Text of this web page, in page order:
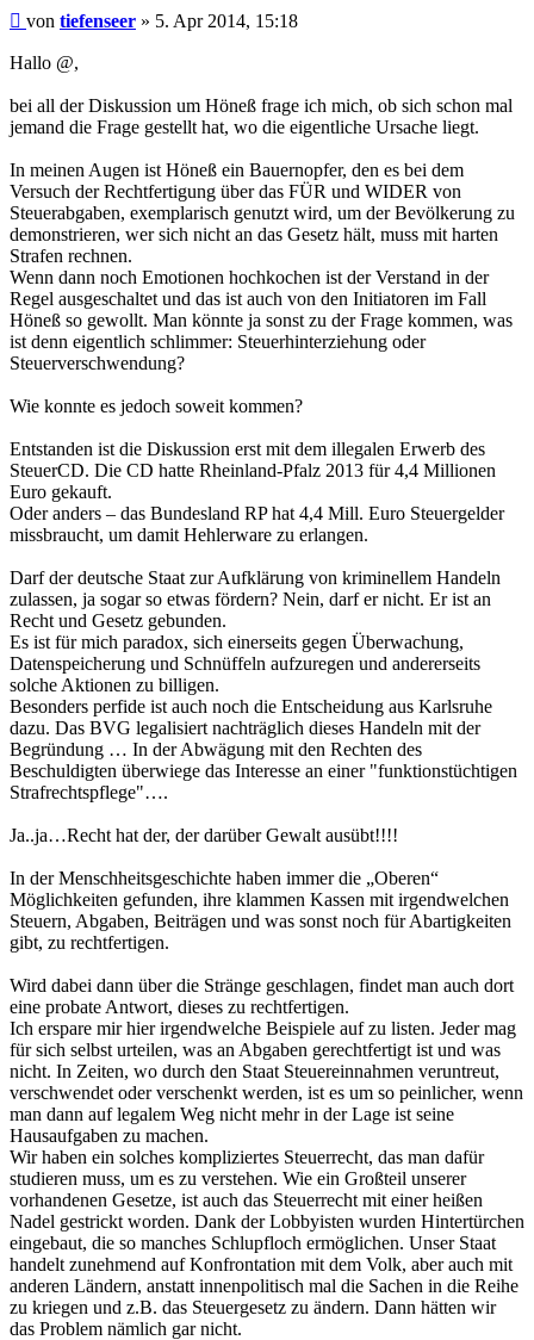
Beitrag
von tiefenseer » 5. Apr 2014, 15:18
Hallo @,
bei all der Diskussion um Höneß frage ich mich, ob sich schon mal
jemand die Frage gestellt hat, wo die eigentliche Ursache liegt.
In meinen Augen ist Höneß ein Bauernopfer, den es bei dem
Versuch der Rechtfertigung über das FÜR und WIDER von
Steuerabgaben, exemplarisch genutzt wird, um der Bevölkerung zu
demonstrieren, wer sich nicht an das Gesetz hält, muss mit harten
Strafen rechnen.
Wenn dann noch Emotionen hochkochen ist der Verstand in der
Regel ausgeschaltet und das ist auch von den Initiatoren im Fall
Höneß so gewollt. Man könnte ja sonst zu der Frage kommen, was
ist denn eigentlich schlimmer: Steuerhinterziehung oder
Steuerverschwendung?
Wie konnte es jedoch soweit kommen?
Entstanden ist die Diskussion erst mit dem illegalen Erwerb des
SteuerCD. Die CD hatte Rheinland-Pfalz 2013 für 4,4 Millionen
Euro gekauft.
Oder anders – das Bundesland RP hat 4,4 Mill. Euro Steuergelder
missbraucht, um damit Hehlerware zu erlangen.
Darf der deutsche Staat zur Aufklärung von kriminellem Handeln
zulassen, ja sogar so etwas fördern? Nein, darf er nicht. Er ist an
Recht und Gesetz gebunden.
Es ist für mich paradox, sich einerseits gegen Überwachung,
Datenspeicherung und Schnüffeln aufzuregen und andererseits
solche Aktionen zu billigen.
Besonders perfide ist auch noch die Entscheidung aus Karlsruhe
dazu. Das BVG legalisiert nachträglich dieses Handeln mit der
Begründung … In der Abwägung mit den Rechten des
Beschuldigten überwiege das Interesse an einer "funktionstüchtigen
Strafrechtspflege"….
Ja..ja…Recht hat der, der darüber Gewalt ausübt!!!!
In der Menschheitsgeschichte haben immer die „Oberen“
Möglichkeiten gefunden, ihre klammen Kassen mit irgendwelchen
Steuern, Abgaben, Beiträgen und was sonst noch für Abartigkeiten
gibt, zu rechtfertigen.
Wird dabei dann über die Stränge geschlagen, findet man auch dort
eine probate Antwort, dieses zu rechtfertigen.
Ich erspare mir hier irgendwelche Beispiele auf zu listen. Jeder mag
für sich selbst urteilen, was an Abgaben gerechtfertigt ist und was
nicht. In Zeiten, wo durch den Staat Steuereinnahmen veruntreut,
verschwendet oder verschenkt werden, ist es um so peinlicher, wenn
man dann auf legalem Weg nicht mehr in der Lage ist seine
Hausaufgaben zu machen.
Wir haben ein solches kompliziertes Steuerrecht, das man dafür
studieren muss, um es zu verstehen. Wie ein Großteil unserer
vorhandenen Gesetze, ist auch das Steuerrecht mit einer heißen
Nadel gestrickt worden. Dank der Lobbyisten wurden Hintertürchen
eingebaut, die so manches Schlupfloch ermöglichen. Unser Staat
handelt zunehmend auf Konfrontation mit dem Volk, aber auch mit
anderen Ländern, anstatt innenpolitisch mal die Sachen in die Reihe
zu kriegen und z.B. das Steuergesetz zu ändern. Dann hätten wir
das Problem nämlich gar nicht.